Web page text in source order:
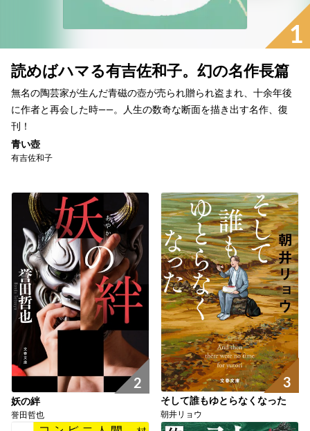
1
読めばハマる有吉佐和子。幻の名作長篇
無名の陶芸家が生んだ青磁の壺が売られ贈られ盗まれ、十余年後
に作者と再会した時——。人生の数奇な断面を描き出す名作、復
刊！
青い壺
有吉佐和子
2
妖の絆
誉田哲也
3
そして誰もゆとらなくなった
朝井リョウ